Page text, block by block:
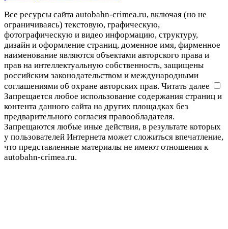
Все ресурсы сайта autobahn-crimea.ru, включая (но не
ограничиваясь) текстовую, графическую,
фотографическую и видео информацию, структуру,
дизайн и оформление страниц, доменное имя, фирменное
наименование являются объектами авторского права и
прав на интеллектуальную собственность, защищены
российским законодательством и международными
соглашениями об охране авторских прав. Читать далее
Запрещается любое использование содержания страниц и
контента данного сайта на других площадках без
предварительного согласия правообладателя.
Запрещаются любые иные действия, в результате которых
у пользователей Интернета может сложиться впечатление,
что представленные материалы не имеют отношения к
autobahn-crimea.ru.